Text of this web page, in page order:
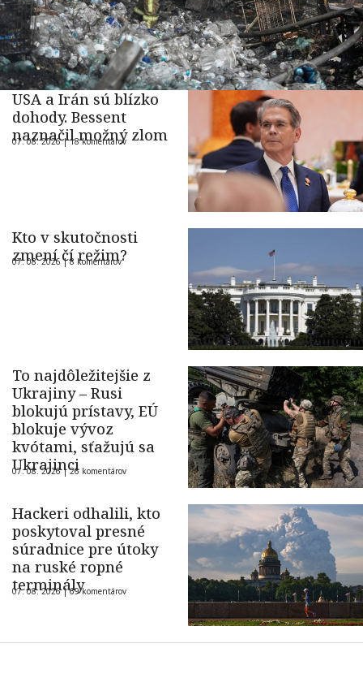
USA a Irán sú blízko
dohody. Bessent
naznačil možný zlom
07. 08. 2026 |18 komentárov
Kto v skutočnosti
zmení čí režim?
07. 08. 2026 |8 komentárov
To najdôležitejšie z
Ukrajiny – Rusi
blokujú prístavy, EÚ
blokuje vývoz
kvótami, sťažujú sa
Ukrajinci
07. 08. 2026 |26 komentárov
Hackeri odhalili, kto
poskytoval presné
súradnice pre útoky
na ruské ropné
terminály
07. 08. 2026 |69 komentárov